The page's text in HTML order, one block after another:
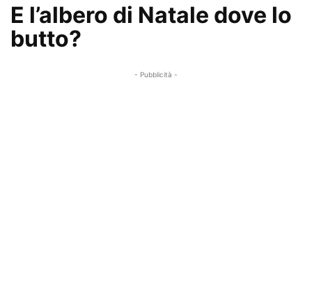
E l’albero di Natale dove lo
butto?
- Pubblicità -